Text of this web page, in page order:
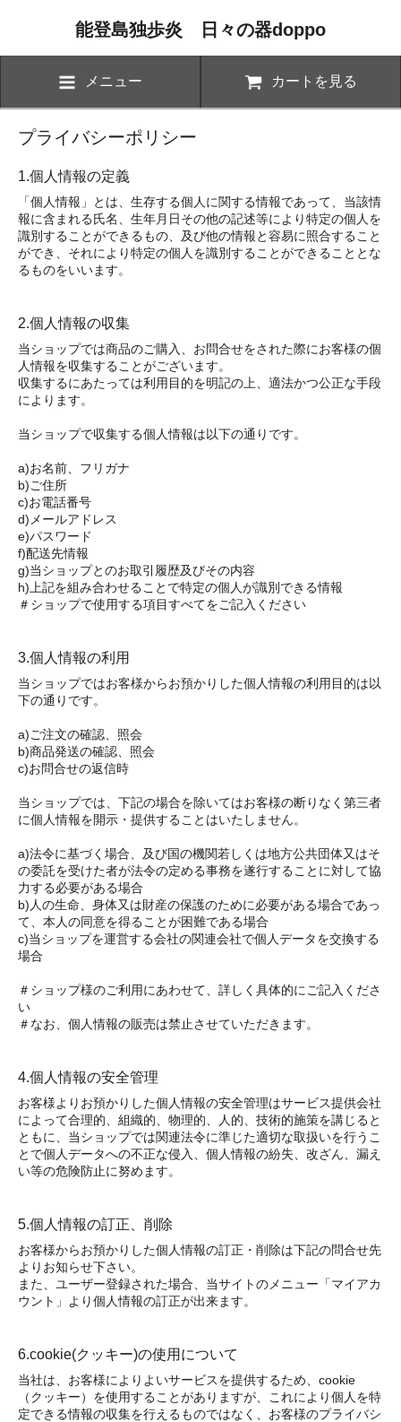
能登島独歩炎 日々の器doppo
メニュー カートを見る
プライバシーポリシー
1.個人情報の定義
「個人情報」とは、生存する個人に関する情報であって、当該情
報に含まれる氏名、生年月日その他の記述等により特定の個人を
識別することができるもの、及び他の情報と容易に照合すること
ができ、それにより特定の個人を識別することができることとな
るものをいいます。
2.個人情報の収集
当ショップでは商品のご購入、お問合せをされた際にお客様の個
人情報を収集することがございます。
収集するにあたっては利用目的を明記の上、適法かつ公正な手段
によります。
当ショップで収集する個人情報は以下の通りです。
a)お名前、フリガナ
b)ご住所
c)お電話番号
d)メールアドレス
e)パスワード
f)配送先情報
g)当ショップとのお取引履歴及びその内容
h)上記を組み合わせることで特定の個人が識別できる情報
＃ショップで使用する項目すべてをご記入ください
3.個人情報の利用
当ショップではお客様からお預かりした個人情報の利用目的は以
下の通りです。
a)ご注文の確認、照会
b)商品発送の確認、照会
c)お問合せの返信時
当ショップでは、下記の場合を除いてはお客様の断りなく第三者
に個人情報を開示・提供することはいたしません。
a)法令に基づく場合、及び国の機関若しくは地方公共団体又はそ
の委託を受けた者が法令の定める事務を遂行することに対して協
力する必要がある場合
b)人の生命、身体又は財産の保護のために必要がある場合であっ
て、本人の同意を得ることが困難である場合
c)当ショップを運営する会社の関連会社で個人データを交換する
場合
＃ショップ様のご利用にあわせて、詳しく具体的にご記入くださ
い
＃なお、個人情報の販売は禁止させていただきます。
4.個人情報の安全管理
お客様よりお預かりした個人情報の安全管理はサービス提供会社
によって合理的、組織的、物理的、人的、技術的施策を講じると
ともに、当ショップでは関連法令に準じた適切な取扱いを行うこ
とで個人データへの不正な侵入、個人情報の紛失、改ざん、漏え
い等の危険防止に努めます。
5.個人情報の訂正、削除
お客様からお預かりした個人情報の訂正・削除は下記の問合せ先
よりお知らせ下さい。
また、ユーザー登録された場合、当サイトのメニュー「マイアカ
ウント」より個人情報の訂正が出来ます。
6.cookie(クッキー)の使用について
当社は、お客様によりよいサービスを提供するため、cookie
（クッキー）を使用することがありますが、これにより個人を特
定できる情報の収集を行えるものではなく、お客様のプライバシ